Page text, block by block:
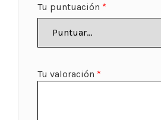
Tu puntuación *
Tu valoración *